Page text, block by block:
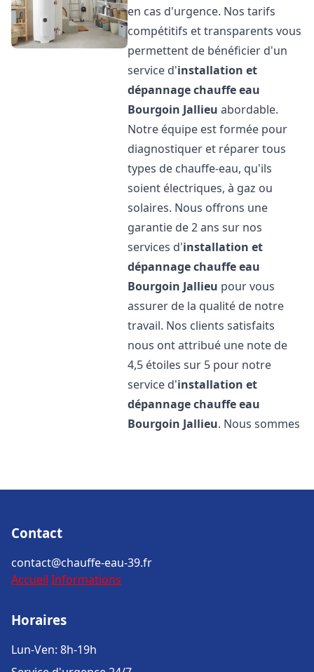
en cas d'urgence. Nos tarifs
compétitifs et transparents vous
permettent de bénéficier d'un
service d'installation et
dépannage chauffe eau
Bourgoin Jallieu abordable.
Notre équipe est formée pour
diagnostiquer et réparer tous
types de chauffe-eau, qu'ils
soient électriques, à gaz ou
solaires. Nous offrons une
garantie de 2 ans sur nos
services d'installation et
dépannage chauffe eau
Bourgoin Jallieu pour vous
assurer de la qualité de notre
travail. Nos clients satisfaits
nous ont attribué une note de
4,5 étoiles sur 5 pour notre
service d'installation et
dépannage chauffe eau
Bourgoin Jallieu. Nous sommes
Contact
contact@chauffe-eau-39.fr
Accueil Informations
Horaires
Lun-Ven: 8h-19h